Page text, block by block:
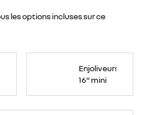
les options incluses sur ce
Enjoliveurs
16" mini